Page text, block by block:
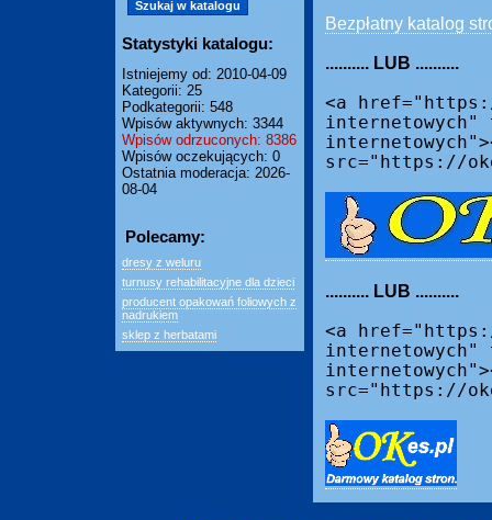
Statystyki katalogu:
Istniejemy od: 2010-04-09
Kategorii: 25
Podkategorii: 548
Wpisów aktywnych: 3344
Wpisów odrzuconych: 8386
Wpisów oczekujących: 0
Ostatnia moderacja: 2026-
08-04
Polecamy:
dresy z weluru
turnusy rehabilitacyjne dla dzieci
producent opakowań foliowych z
nadrukiem
sklep z herbatami
Bezpłatny katalog
.......... LUB ..........
<a
internetowych"
src="https://
.......... LUB ..........
<a
internetowych"
src="https://